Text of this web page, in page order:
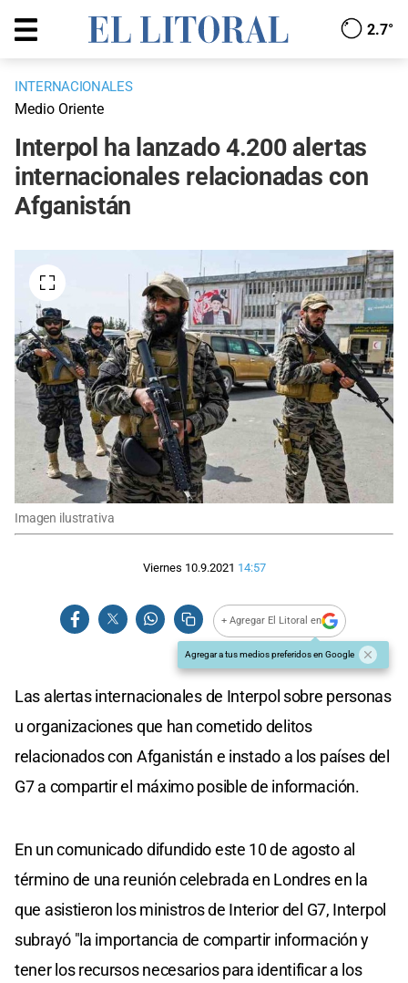
2.7°
INTERNACIONALES
Medio Oriente
Interpol ha lanzado 4.200 alertas
internacionales relacionadas con
Afganistán
Imagen ilustrativa
Viernes 10.9.2021 14:57
+ Agregar El Litoral en
Agregar a tus medios preferidos en Google
Las alertas internacionales de Interpol sobre personas
u organizaciones que han cometido delitos
relacionados con Afganistán e instado a los países del
G7 a compartir el máximo posible de información.
En un comunicado difundido este 10 de agosto al
término de una reunión celebrada en Londres en la
que asistieron los ministros de Interior del G7, Interpol
subrayó "la importancia de compartir información y
tener los recursos necesarios para identificar a los